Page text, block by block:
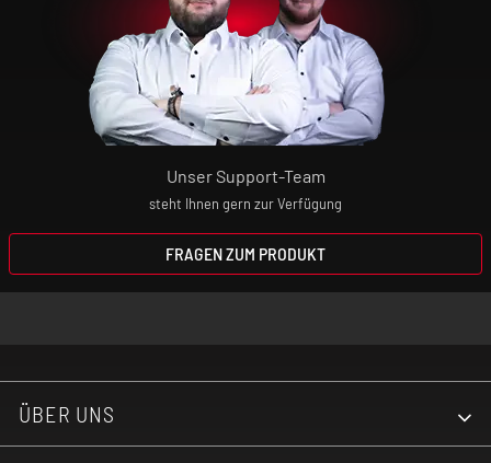
Unser Support-Team
steht Ihnen gern zur Verfügung
FRAGEN ZUM PRODUKT
ÜBER UNS